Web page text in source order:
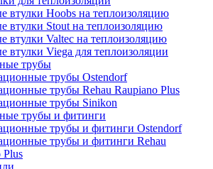
втулки Hoobs на теплоизоляцию
втулки Stout на теплоизоляцию
втулки Valtec на теплоизоляцию
втулки Viega для теплоизоляции
трубы
трубы Ostendorf
трубы Rehau Raupiano Plus
трубы Sinikon
трубы и фитинги
трубы и фитинги Ostendorf
трубы и фитинги Rehau
Plus